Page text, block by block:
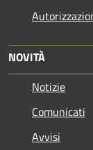
NOVITÀ
Notizie
Comunicati
Avvisi